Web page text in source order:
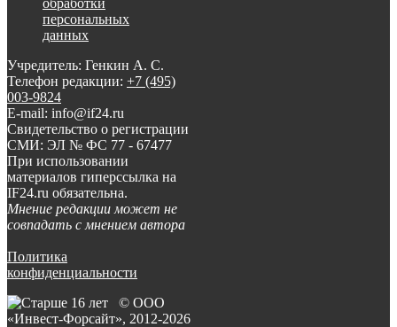
персональных
данных
Учредитель: Генкин А. С.
Телефон редакции: +7 (495)
003-9824
E-mail: info@if24.ru
Свидетельство о регистрации
СМИ: ЭЛ № ФС 77 - 67477
При использовании
материалов гиперссылка на
IF24.ru обязательна.
Мнение редакции может не
совпадать с мнением автора
Политика
конфиденциальности
© ООО
«Инвест-Форсайт», 2012-2026